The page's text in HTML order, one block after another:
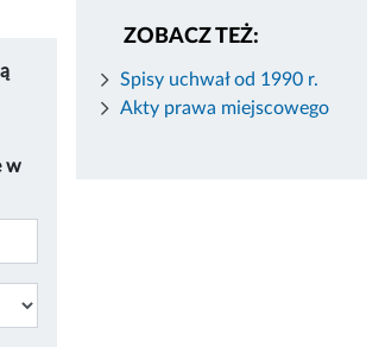
ZOBACZ TEŻ:
Spisy uchwał od 1990 r.
Akty prawa miejscowego
w